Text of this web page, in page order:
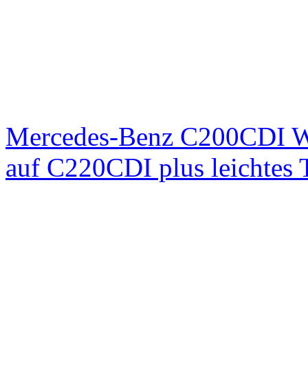
Mercedes-Benz C200CDI
auf C220CDI plus